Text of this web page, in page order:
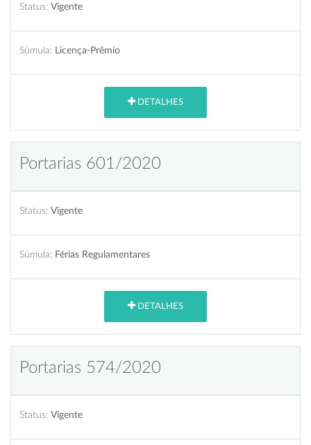
Status: Vigente
Súmula: Licença-Prêmio
DETALHES
Portarias 601/2020
Status: Vigente
Súmula: Férias Regulamentares
DETALHES
Portarias 574/2020
Status: Vigente